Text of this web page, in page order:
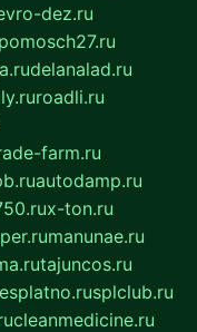
dez.ru
delanalad.ru
roadli.ru
farm.ru
autodamp.ru
x-ton.ru
manunae.ru
tajuncos.ru
splclub.ru
cleanmedicine.ru